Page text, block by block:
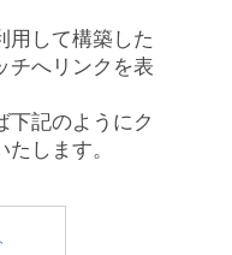
用して構築した
チへリンクを表
下記のようにク
します。